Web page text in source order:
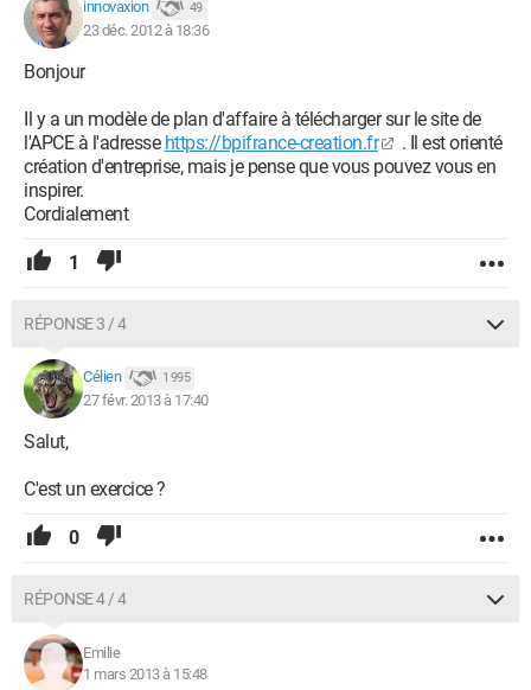
innovaxion 49
23 déc. 2012 à 18:36
Bonjour
Il y a un modèle de plan d'affaire à télécharger sur le site de
l'APCE à l'adresse https://bpifrance-creation.fr
. Il est orienté
création d'entreprise, mais je pense que vous pouvez vous en
inspirer.
Cordialement
1
RÉPONSE 3 / 4
Célien 1 995
27 févr. 2013 à 17:40
Salut,
C'est un exercice ?
0
RÉPONSE 4 / 4
Emilie
1 mars 2013 à 15:48